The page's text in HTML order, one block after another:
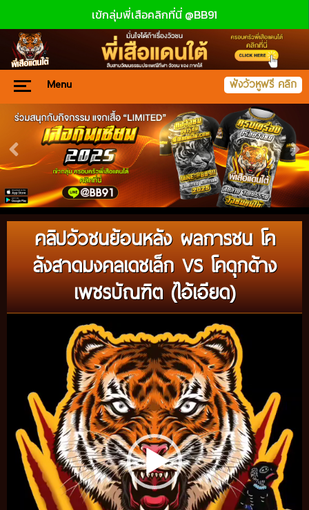
เข้กลุ่มพี่เสือคลิกที่นี่ @BB91
Menu ฟังวัวหูฟรี คลิก
คลิปวัวชนย้อนหลัง ผลการชน โค
ลังสาดมงคลเดชเล็ก VS โคดุกด้าง
เพชรบัณฑิต (ไอ้เอียด)